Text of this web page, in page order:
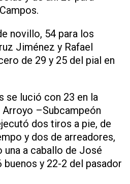
novillo, 54 para los
Jiménez y Rafael
de 29 y 25 del pial en
se lució con 23 en la
Arroyo –Subcampeón
dos tiros a pie, de
y dos de arreadores,
una a caballo de José
y 22-2 del pasador